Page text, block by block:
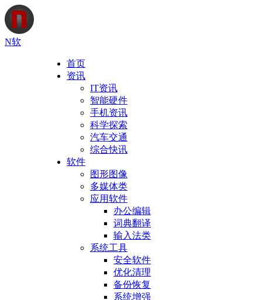
N软
首页
资讯
IT资讯
智能硬件
手机资讯
科学探索
汽车交通
综合快讯
软件
图形图像
多媒体类
应用软件
办公编辑
词典翻译
输入法类
系统工具
安全软件
优化清理
备份恢复
系统增强